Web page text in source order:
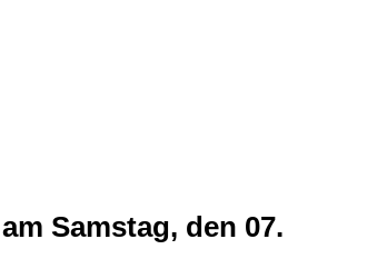
Samstag, den 07.